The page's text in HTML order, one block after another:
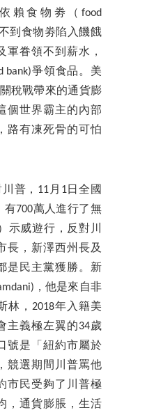
賴食物劵（food
到食物劵陷入饑餓
軍眷領不到薪水，
bank)爭領食品。美
稅戰帶來的通貨膨
個世界霸主的內部
路有凍死骨的可怕
普，11月1日全國
有700萬人進行了無
示威遊行，反對川
長，新澤西州長及
是民主黨獲勝。新
，他是來自非
林，2018年入籍美
主義極左翼的34歲
號是「紐約市屬於
競選期間川普罵他
市民受夠了川普極
，通貨膨脹，生活